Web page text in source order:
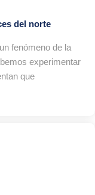
del norte
fenómeno de la
experimentar
que